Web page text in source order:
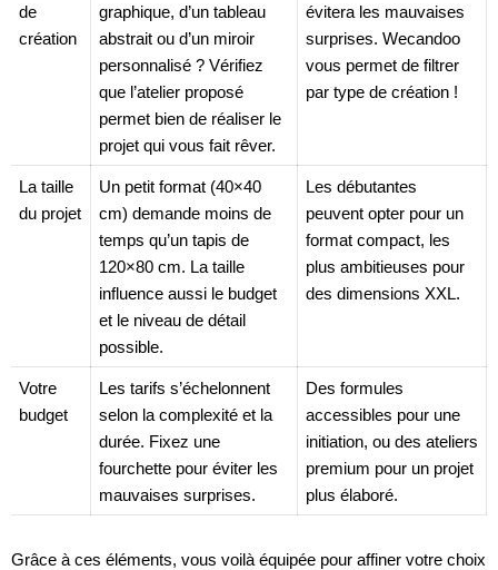
de
création
graphique, d’un tableau
abstrait ou d’un miroir
personnalisé ? Vérifiez
que l’atelier proposé
permet bien de réaliser le
projet qui vous fait rêver.
évitera les mauvaises
surprises. Wecandoo
vous permet de filtrer
par type de création !
La taille
du projet
Un petit format (40×40
cm) demande moins de
temps qu’un tapis de
120×80 cm. La taille
influence aussi le budget
et le niveau de détail
possible.
Les débutantes
peuvent opter pour un
format compact, les
plus ambitieuses pour
des dimensions XXL.
Votre
budget
Les tarifs s’échelonnent
selon la complexité et la
durée. Fixez une
fourchette pour éviter les
mauvaises surprises.
Des formules
accessibles pour une
initiation, ou des ateliers
premium pour un projet
plus élaboré.
Grâce à ces éléments, vous voilà équipée pour affiner votre choix